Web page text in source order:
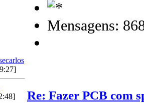
Mensagens:
Re: Fazer PCB com